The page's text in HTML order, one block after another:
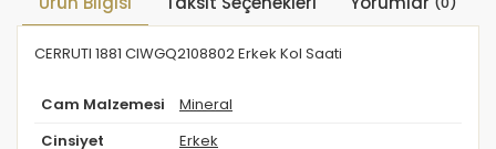
CERRUTI 1881 CIWGQ2108802 Erkek Kol Saati
Cam Malzemesi Mineral
Cinsiyet Erkek